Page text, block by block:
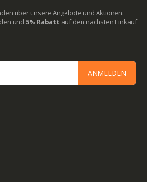
über unsere Angebote und Aktionen.
und 5% Rabatt auf den nächsten Einkauf
ANMELDEN